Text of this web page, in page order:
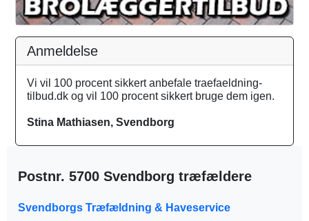
Anmeldelse
Vi vil 100 procent sikkert anbefale traefaeldning-
tilbud.dk og vil 100 procent sikkert bruge dem igen.
Stina Mathiasen, Svendborg
Postnr. 5700 Svendborg træfældere
Svendborgs Træfældning & Haveservice